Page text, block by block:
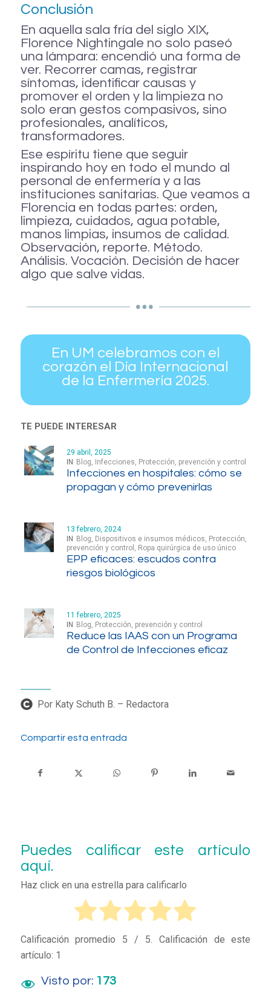
Conclusión
En aquella sala fría del siglo XIX,
Florence Nightingale no solo paseó
una lámpara: encendió una forma de
ver. Recorrer camas, registrar
síntomas, identificar causas y
promover el orden y la limpieza no
solo eran gestos compasivos, sino
profesionales, analíticos,
transformadores.
Ese espíritu tiene que seguir
inspirando hoy en todo el mundo al
personal de enfermería y a las
instituciones sanitarias. Que veamos a
Florencia en todas partes: orden,
limpieza, cuidados, agua potable,
manos limpias, insumos de calidad.
Observación, reporte. Método.
Análisis. Vocación. Decisión de hacer
algo que salve vidas.
En UM celebramos con el
corazón el Día Internacional
de la Enfermería 2025.
TE PUEDE INTERESAR
29 abril, 2025
IN
Blog, Infecciones, Protección, prevención y control
Infecciones en hospitales: cómo se
propagan y cómo prevenirlas
13 febrero, 2024
IN
Blog, Dispositivos e insumos médicos, Protección,
prevención y control , Ropa quirúrgica de uso único
EPP eficaces: escudos contra
riesgos biológicos
11 febrero, 2025
IN
Blog, Protección, prevención y control
Reduce las IAAS con un Programa
de Control de Infecciones eficaz
Por Katy Schuth B. – Redactora
Compartir esta entrada
Puedes calificar este artículo
aquí.
Haz click en una estrella para calificarlo
Calificación promedio 5 / 5. Calificación de este
artículo: 1
Visto por: 173